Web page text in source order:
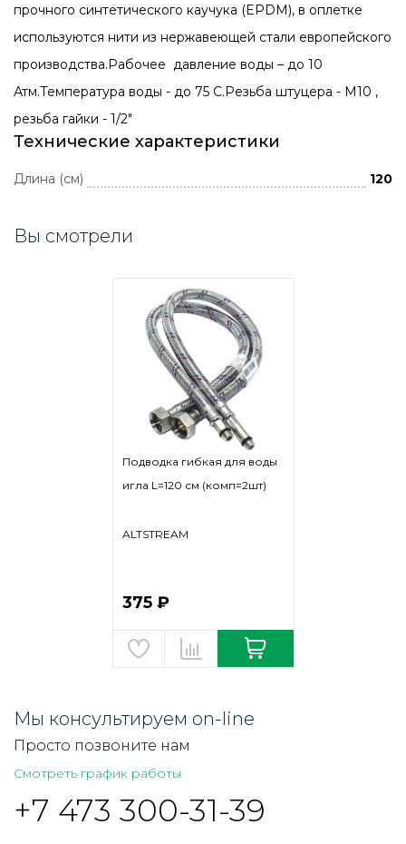
прочного синтетического каучука (EPDM), в оплетке
используются нити из нержавеющей стали европейского
производства.Рабочее давление воды – до 10
Атм.Температура воды - до 75 С.Резьба штуцера - М10 ,
резьба гайки - 1/2"
Технические характеристики
Длина (см) 120
Вы смотрели
Подводка гибкая для воды
игла L=120 см (комп=2шт)
ALTSTREAM
375 ₽
Мы консультируем on-line
Просто позвоните нам
Смотреть график работы
+7 473 300-31-39